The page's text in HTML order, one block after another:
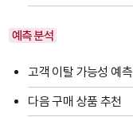
예측 분석
고객 이탈 가능성 예측
다음 구매 상품 추천